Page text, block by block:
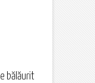
bălăurit